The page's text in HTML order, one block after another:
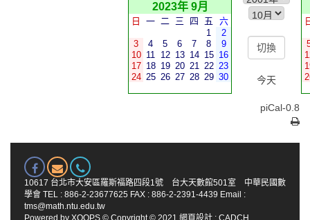
2023年 9月
日 一 二 三 四 五
六
1
2
3
4 5 6 7 8
9
10 11 12 13 14 15 16
17 18 19 20 21 22 23
24 25 26 27 28 29 30 今天
piCal-0.8
10617 台北市大安區羅斯福路四段1號 台大天數館501室 中華民國數
學會 TEL : 886-2-23677625 FAX : 886-2-2391-4439 Email :
tms@math.ntu.edu.tw
Powered by XOOPS © Copyright © 2021 網頁設計 : CADCH